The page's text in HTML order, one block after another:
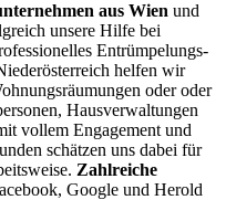
aus Wien und
unsere Hilfe bei
Entrümpelungs-
helfen wir
oder oder
Hausverwaltungen
vollem Engagement und
schätzen uns dabei für
Zahlreiche
Google und Herold